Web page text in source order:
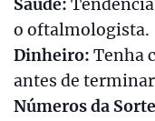
Saúde:
o oftalmologista.
Dinheiro: Tenha
antes de
Números da